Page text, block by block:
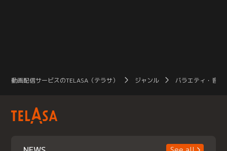
動画配信サービスのTELASA（テラサ） ジャンル バラエティ・音楽